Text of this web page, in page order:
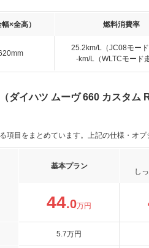
×全高） 燃料消費率
25.2km/L（JC08モード
-km/L（WLTCモード
ダイハツ ムーヴ 660 カスタ
項目をまとめています。上記の仕様・オプ
基本プラン
し
44.0万円
5.7万円